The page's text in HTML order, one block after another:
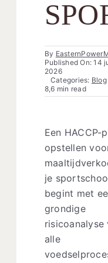
By
Published On: 14
2026
Categories: Blog
8,6 min read
Een HACCP-
opstellen
je
begint met
grondige
risicoanalyse
alle